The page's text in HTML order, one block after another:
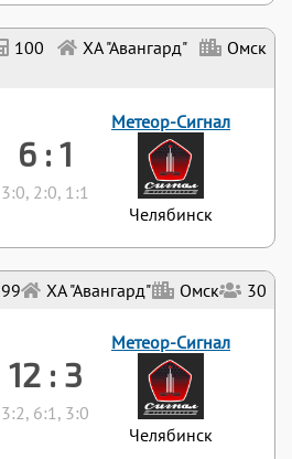
99 ХА "Авангард" Омск 30
12 : 3
3:2, 6:1, 3:0
Метеор-Сигнал
Челябинск
100 ХА "Авангард"
Омск
6 : 1
3:0, 2:0, 1:1
Метеор-Сигнал
Челябинск